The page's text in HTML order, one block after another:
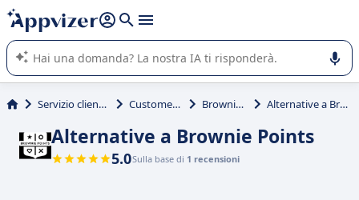
righe con
shift + enter
L'IA di Appvizer vi guida nell'utilizzo o nella scelta di un
software SaaS per la vostra azienda.
Servizio clienti e vendite Customer Loyalty Brownie Points Alternative a Brownie Points
Alternative a Brownie Points
5.0Sulla base di 1 recensioni